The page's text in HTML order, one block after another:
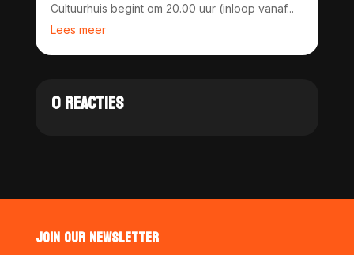
Cultuurhuis begint om 20.00 uur (inloop vanaf...
Lees meer
0 REACTIES
JOIN OUR NEWSLETTER